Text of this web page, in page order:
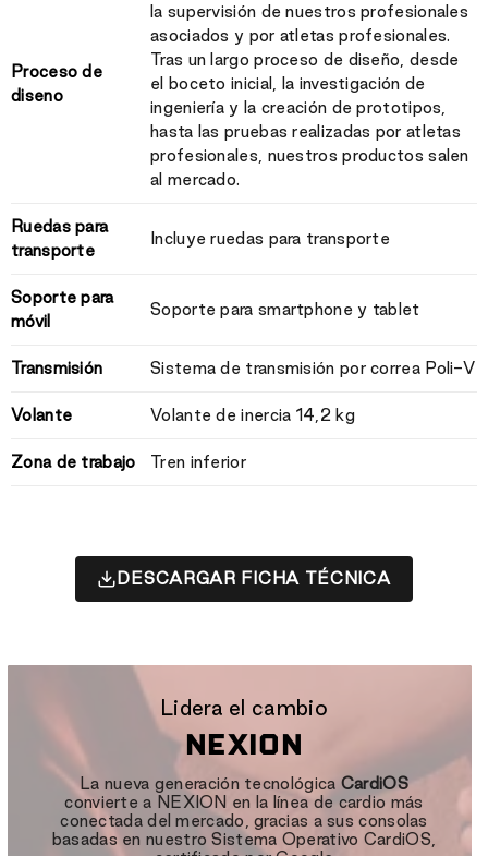
Proceso de
diseno
la supervisión de nuestros profesionales
asociados y por atletas profesionales.
Tras un largo proceso de diseño, desde
el boceto inicial, la investigación de
ingeniería y la creación de prototipos,
hasta las pruebas realizadas por atletas
profesionales, nuestros productos salen
al mercado.
Ruedas para
transporte
Incluye ruedas para transporte
Soporte para
móvil
Soporte para smartphone y tablet
Transmisión Sistema de transmisión por correa Poli-V
Volante Volante de inercia 14,2 kg
Zona de trabajo Tren inferior
DESCARGAR FICHA TÉCNICA
Lidera el cambio
NEXION
La nueva generación tecnológica CardiOS
convierte a NEXION en la línea de cardio más
conectada del mercado, gracias a sus consolas
basadas en nuestro Sistema Operativo CardiOS,